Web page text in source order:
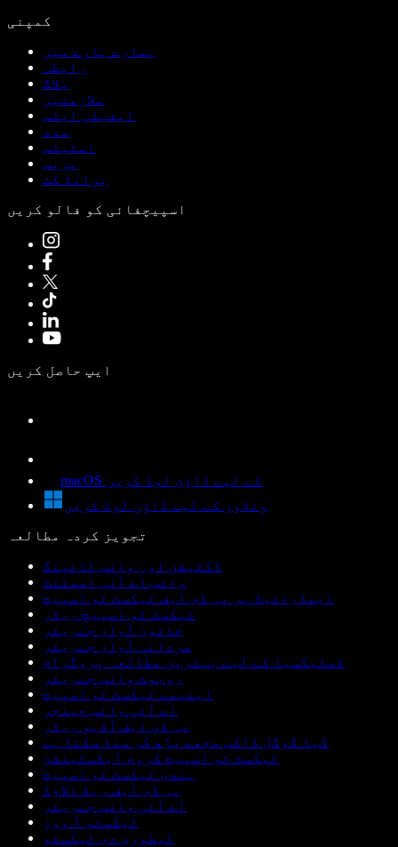
کمپنی
ہمارے بارے میں
رابطہ
بلاگ
ملازمتیں
ایفیلی ایٹس
مدد
اسٹیٹس
پریس
برانڈ کٹ
اسپیچفائی کو فالو کریں
ایپ حاصل کریں
macOS کے لیے ڈاؤن لوڈ کریں
ونڈوز کے لیے ڈاؤن لوڈ کریں
تجویز کردہ مطالعہ
ڈکٹیشن اور وائس ٹائپنگ
وائس اے آئی اسسٹنٹ
اینڈرائیڈ پر پی ڈی ایف ٹیکسٹ ٹو اسپیچ
ٹیکسٹ ٹو اسپیچ ریڈر
خاتون آواز جنریٹر
مردانہ آواز جنریٹر
ڈسلیکسیا کے لیے بہترین مطالعہ پروگرام
روبوٹ وائس جنریٹر
اینیمے ٹیکسٹ ٹو اسپیچ
اے آئی وائس چینجر
پی ڈی ایف آڈیو ریڈر
کیا گوگل ڈاکس مجھے پڑھ کر سنا سکتا ہے
ٹیکسٹ ٹو اسپیچ کروم ایکسٹینشن
ہندی ٹیکسٹ ٹو اسپیچ
پی ڈی ایف ریڈ الاؤڈ
اے آئی وائس جنریٹر
ٹیکستو آ ووز
لیطوری دی ٹیکسٹو